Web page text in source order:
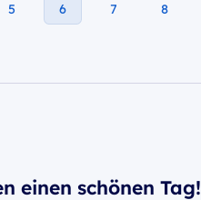
5 6 7 8
einen schönen Tag!